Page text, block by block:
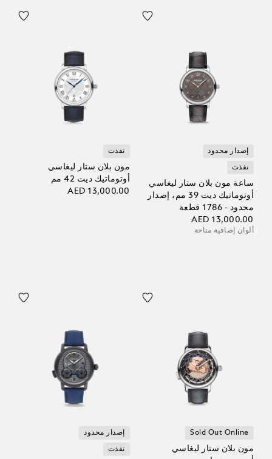
إصدار محدود
نفذت
ساعة مون بلان ستار ليغاسي
أوتوماتيك ديت 39 مم، إصدار
محدود - 1786 قطعة
AED 13,000.00
ألوان إضافية متاحة
نفذت
مون بلان ستار ليغاسي
أوتوماتيك ديت 42 مم
AED 13,000.00
Sold Out Online
مون بلان ستار ليغاسي
إصدار محدود
نفذت